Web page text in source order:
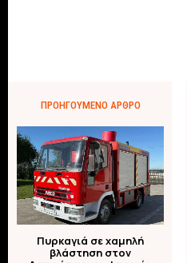
ΠΡΟΗΓΟΎΜΕΝΟ ΆΡΘΡΟ
Πυρκαγιά σε χαμηλή
βλάστηση στον